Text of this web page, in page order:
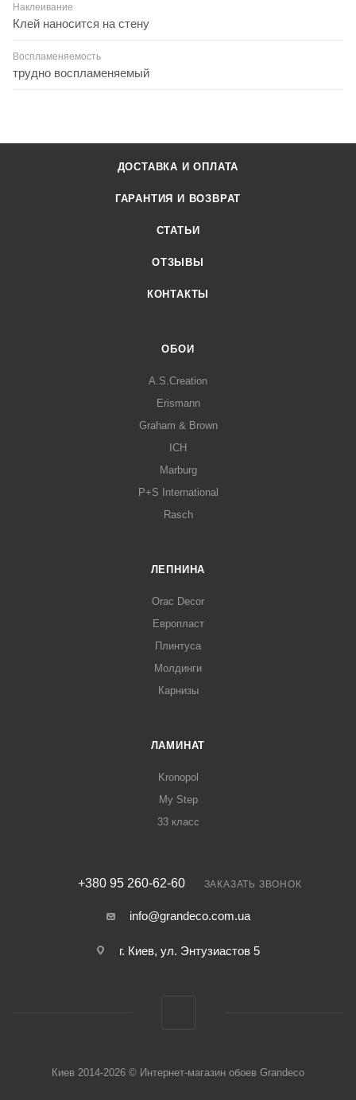
Наклеивание
Клей наносится на стену
Воспламеняемость
трудно воспламеняемый
ДОСТАВКА И ОПЛАТА
ГАРАНТИЯ И ВОЗВРАТ
СТАТЬИ
ОТЗЫВЫ
КОНТАКТЫ
ОБОИ
A.S.Creation
Erismann
Graham & Brown
ICH
Marburg
P+S International
Rasch
ЛЕПНИНА
Orac Decor
Европласт
Плинтуса
Молдинги
Карнизы
ЛАМИНАТ
Kronopol
My Step
33 класс
+380 95 260-62-60 ЗАКАЗАТЬ ЗВОНОК
info@grandeco.com.ua
г. Киев, ул. Энтузиастов 5
Киев 2014-2026 © Интернет-магазин обоев Grandeco